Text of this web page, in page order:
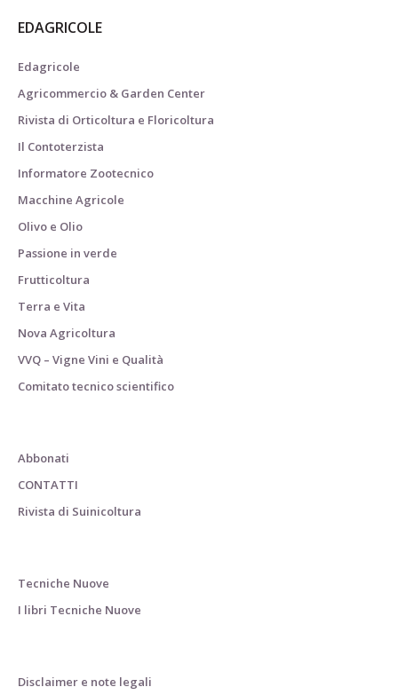
EDAGRICOLE
Edagricole
Agricommercio & Garden Center
Rivista di Orticoltura e Floricoltura
Il Contoterzista
Informatore Zootecnico
Macchine Agricole
Olivo e Olio
Passione in verde
Frutticoltura
Terra e Vita
Nova Agricoltura
VVQ – Vigne Vini e Qualità
Comitato tecnico scientifico
Abbonati
CONTATTI
Rivista di Suinicoltura
Tecniche Nuove
I libri Tecniche Nuove
Disclaimer e note legali